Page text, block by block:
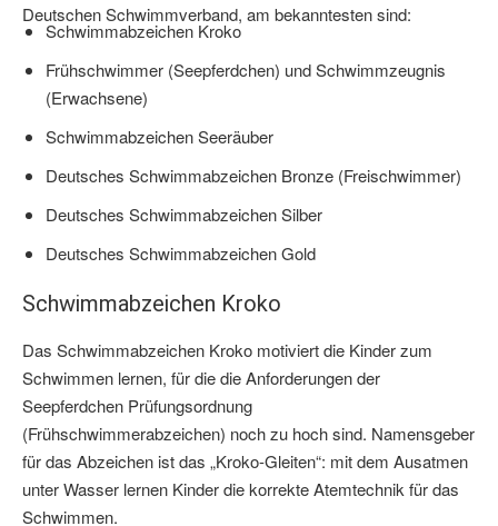
Deutschen Schwimmverband, am bekanntesten sind:
Schwimmabzeichen Kroko
Frühschwimmer (Seepferdchen) und Schwimmzeugnis
(Erwachsene)
Schwimmabzeichen Seeräuber
Deutsches Schwimmabzeichen Bronze (Freischwimmer)
Deutsches Schwimmabzeichen Silber
Deutsches Schwimmabzeichen Gold
Schwimmabzeichen Kroko
Das Schwimmabzeichen Kroko motiviert die Kinder zum
Schwimmen lernen, für die die Anforderungen der
Seepferdchen Prüfungsordnung
(Frühschwimmerabzeichen) noch zu hoch sind. Namensgeber
für das Abzeichen ist das „Kroko-Gleiten“: mit dem Ausatmen
unter Wasser lernen Kinder die korrekte Atemtechnik für das
Schwimmen.